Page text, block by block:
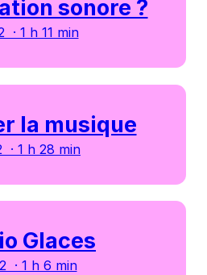
sonore ?
· 1 h 11 min
la musique
· 1 h 28 min
Glaces
· 1 h 6 min